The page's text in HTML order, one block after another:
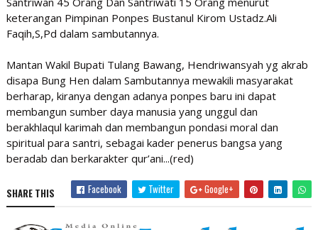
keterangan Pimpinan Ponpes Bustanul Kirom Ustadz.Ali
Faqih,S,Pd dalam sambutannya.
Mantan Wakil Bupati Tulang Bawang, Hendriwansyah yg akrab
disapa Bung Hen dalam Sambutannya mewakili masyarakat
berharap, kiranya dengan adanya ponpes baru ini dapat
membangun sumber daya manusia yang unggul dan
berakhlaqul karimah dan membangun pondasi moral dan
spiritual para santri, sebagai kader penerus bangsa yang
beradab dan berkarakter qur’ani...(red)
SHARE THIS Facebook Twitter Google+